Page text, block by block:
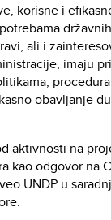
korisne i
ali i
imaju
obavljanje
aktivnosti na
kao odgovor na
UNDP u